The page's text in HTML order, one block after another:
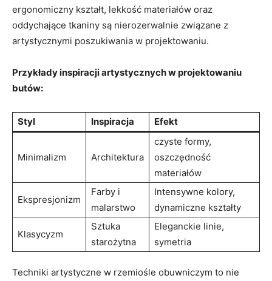
ergonomiczny kształt, lekkość materiałów oraz
oddychające tkaniny są nierozerwalnie związane z
artystycznymi poszukiwania w projektowaniu.
Przykłady inspiracji artystycznych w projektowaniu
butów:
Styl Inspiracja Efekt
Minimalizm Architektura
czyste formy,
oszczędność
materiałów
Ekspresjonizm
Farby i
malarstwo
Intensywne kolory,
dynamiczne kształty
Klasycyzm
Sztuka
starożytna
Eleganckie linie,
symetria
Techniki artystyczne w rzemiośle obuwniczym to nie